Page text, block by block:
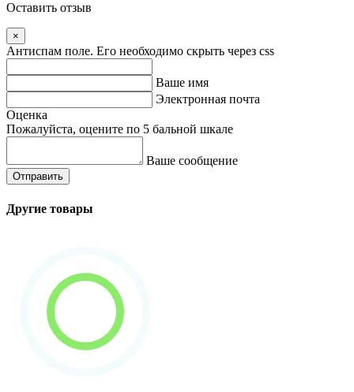
Оставить отзыв
×
Антиспам поле. Его необходимо скрыть через css
Ваше имя
Электронная почта
Оценка
Пожалуйста, оцените по 5 бальной шкале
Ваше сообщение
Другие товары